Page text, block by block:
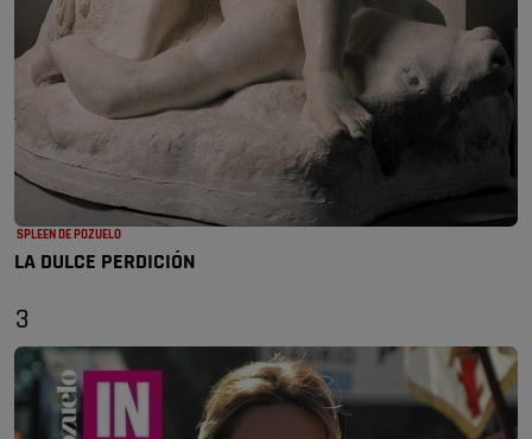
SPLEEN DE POZUELO
LA DULCE PERDICIÓN
3